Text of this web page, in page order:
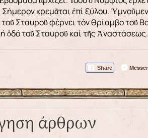
κρεμᾶται ἐπί ξύλου.
Σταυροῦ φέρνει τόν θρίαμβο τοῦ
ὁδό τοῦ Σταυροῦ καί τῆς
Share
άρθρων